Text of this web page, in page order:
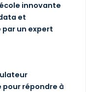
innovante
et
un expert
pour répondre à